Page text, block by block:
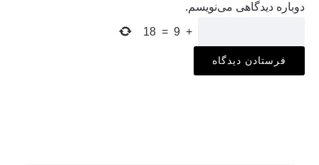
دوباره دیدگاهی می‌نویسم.
+
9
=
18